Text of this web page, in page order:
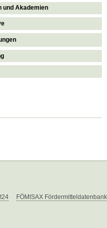
und Akademien
FÖMISAX Fördermitteldatenbank